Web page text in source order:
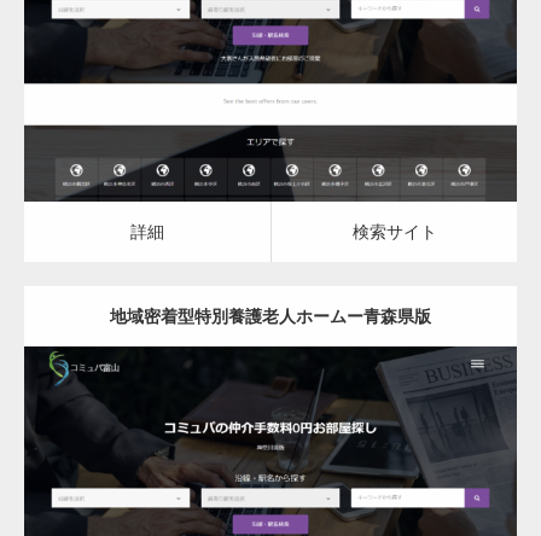
地域密着型特別養護老人ホーム
詳細 検索サイト
詳細 検索サイト
地域密着型特別養護老人ホームー青森県版
更新日： 2023.03.09
地域密着型特別養護老人ホーム